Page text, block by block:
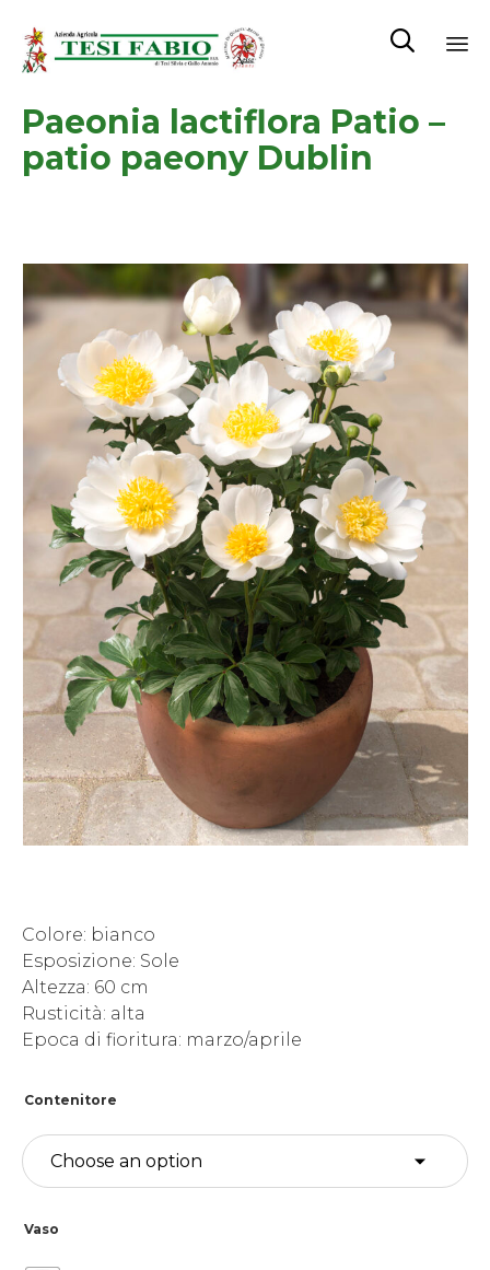

Paeonia lactiflora Patio –
patio paeony Dublin
Colore: bianco
Esposizione: Sole
Altezza: 60 cm
Rusticità: alta
Epoca di fioritura: marzo/aprile
Contenitore
Vaso